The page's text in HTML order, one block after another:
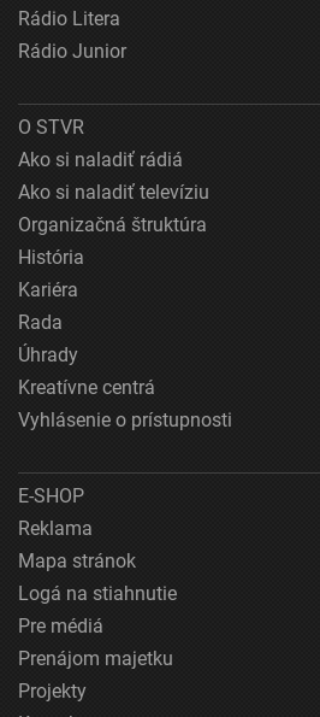
Rádio Litera
Rádio Junior
O STVR
Ako si naladiť rádiá
Ako si naladiť televíziu
Organizačná štruktúra
História
Kariéra
Rada
Úhrady
Kreatívne centrá
Vyhlásenie o prístupnosti
E-SHOP
Reklama
Mapa stránok
Logá na stiahnutie
Pre médiá
Prenájom majetku
Projekty